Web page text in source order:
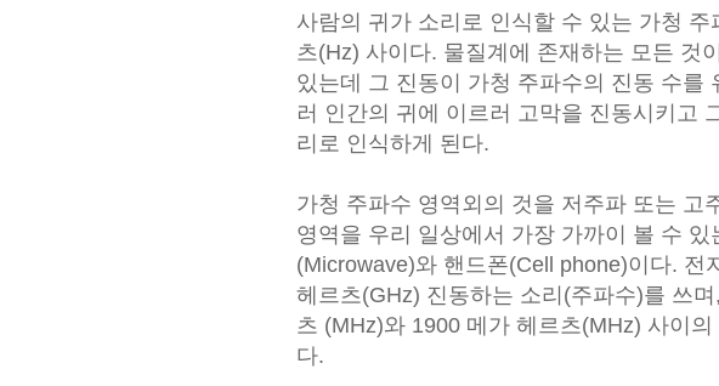
사람의 귀가 소리로 인식할 수 있는 가청
츠(Hz) 사이다. 물질계에 존재하는 모든 것
있는데 그 진동이 가청 주파수의 진동 수를
러 인간의 귀에 이르러 고막을 진동시키고
리로 인식하게 된다.
가청 주파수 영역외의 것을 저주파 또는 고
영역을 우리 일상에서 가장 가까이 볼 수 있
(Microwave)와 핸드폰(Cell phone)이다. 전
헤르츠(GHz) 진동하는 소리(주파수)를 쓰
츠 (MHz)와 1900 메가 헤르츠(MHz) 사이
다.